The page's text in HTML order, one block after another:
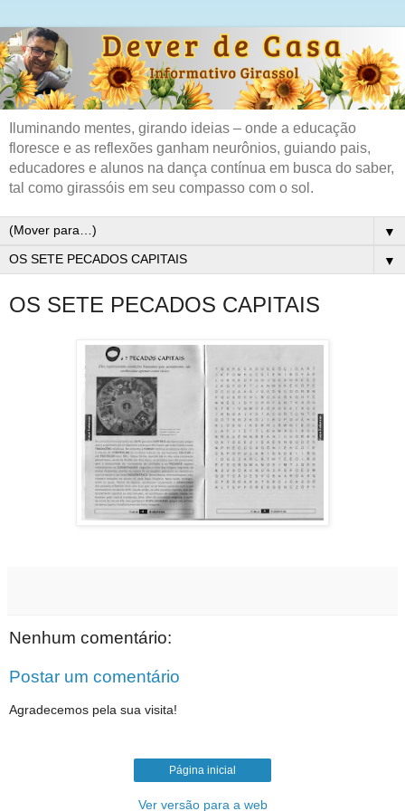
Iluminando mentes, girando ideias – onde a educação
floresce e as reflexões ganham neurônios, guiando pais,
educadores e alunos na dança contínua em busca do saber,
tal como girassóis em seu compasso com o sol.
▼
▼
OS SETE PECADOS CAPITAIS
Nenhum comentário:
Postar um comentário
Agradecemos pela sua visita!
Página inicial
Ver versão para a web